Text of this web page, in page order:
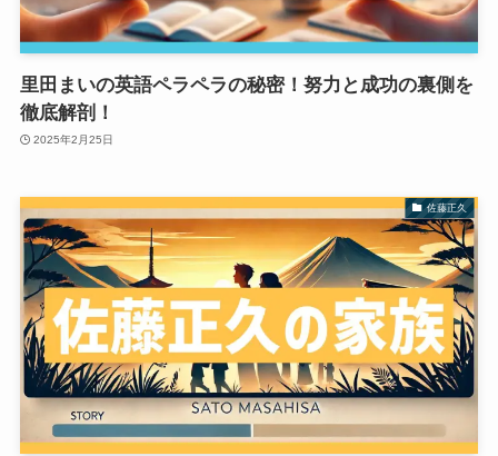
里田まいの英語ペラペラの秘密！努力と成功の裏側を
徹底解剖！
2025年2月25日
佐藤正久